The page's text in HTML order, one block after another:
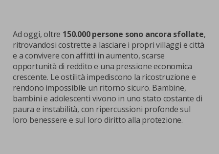
Ad oggi, oltre 150.000 persone sono ancora sfollate,
ritrovandosi costrette a lasciare i propri villaggi e città
e a convivere con affitti in aumento, scarse
opportunità di reddito e una pressione economica
crescente. Le ostilità impediscono la ricostruzione e
rendono impossibile un ritorno sicuro. Bambine,
bambini e adolescenti vivono in uno stato costante di
paura e instabilità, con ripercussioni profonde sul
loro benessere e sul loro diritto alla protezione.